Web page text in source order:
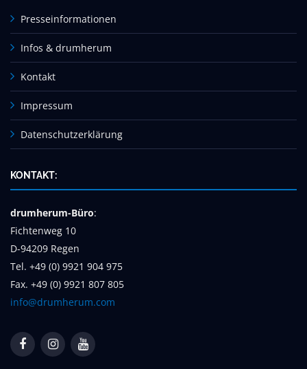
Presseinformationen
Infos & drumherum
Kontakt
Impressum
Datenschutzerklärung
KONTAKT:
drumherum-Büro:
Fichtenweg 10
D-94209 Regen
Tel. +49 (0) 9921 904 975
Fax. +49 (0) 9921 807 805
info@drumherum.com